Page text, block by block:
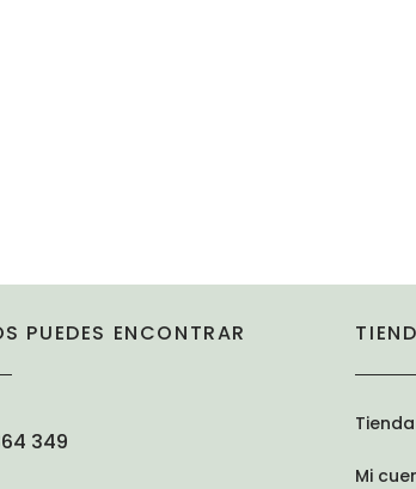
PUEDES ENCONTRAR
349
Tienda
Mi